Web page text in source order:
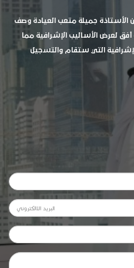
الأستاذة جميلة متعب العيادة وصف
أفق لعرض الأساليب الإشرافية مما
التي ستقام والتسجيل